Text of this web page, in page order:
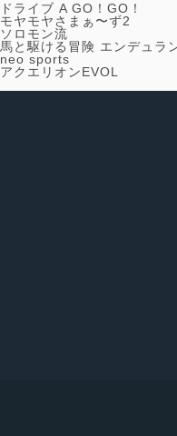
ドライブ A GO！GO！
モヤモヤさまぁ〜ず2
ソロモン流
馬と駆ける冒険 エンデュラ
neo sports
アクエリオンEVOL